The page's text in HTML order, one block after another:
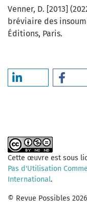
Venner, D. [2013]
bréviaire des
Éditions, Paris.
Cette œuvre est sous
Pas d'Utilisation
International.
© Revue Possibles 2026